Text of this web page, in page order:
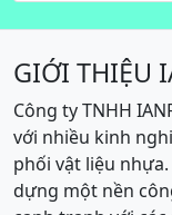
GIỚI THIỆU
Công ty TNHH
với nhiều kinh
phối vật liệu
dựng một nền